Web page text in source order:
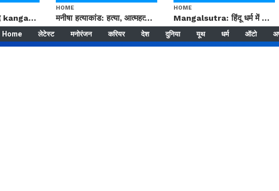
हम सनातनी..." सांसद kangana Ranaut से क्या बोली लड़की? Viral Jantar-Mantar | CJP protest
HOME
मनीषा हत्याकांड: हत्या, आत्महत्या या कोई बड़ा राज? | Full Story | Josh Haryana
HOME
Mangalsutra: हिंदू धर्म में शादी के बाद मंगलसूत्र क्यों पहनती है महिलाएं, किसने शुरु की ये परंपरा
Home लेटेस्ट मनोरंजन करियर देश दुनिया यूथ धर्म ऑटो